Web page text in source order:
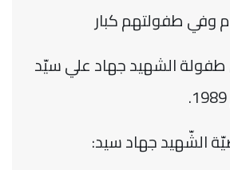
وفي طفولتهم كبار
الشهيد جهاد علي سيّد
الشّهيد جهاد سيد: